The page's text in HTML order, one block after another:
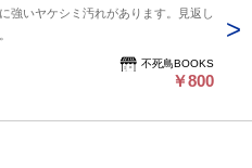
強いヤケシミ汚れがあります。見返し
不死鳥BOOKS
￥800